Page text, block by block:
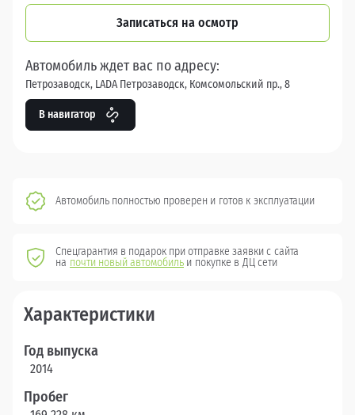
Записаться на осмотр
Автомобиль ждет вас по адресу:
Петрозаводск, LADA Петрозаводск, Комсомольский пр., 8
В навигатор
Автомобиль полностью проверен и готов к эксплуатации
Спецгарантия в подарок при отправке заявки с сайта
на почти новый автомобиль и покупке в ДЦ сети
Характеристики
Год выпуска
2014
Пробег